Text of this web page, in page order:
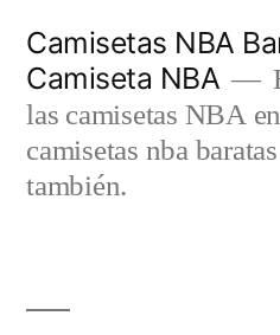
contenido
Camisetas NBA
Camiseta NBA
las camisetas NBA
camisetas nba
también.